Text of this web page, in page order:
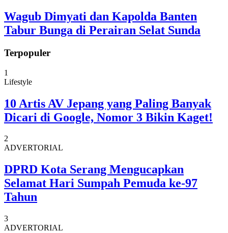
Wagub Dimyati dan Kapolda Banten
Tabur Bunga di Perairan Selat Sunda
Terpopuler
1
Lifestyle
10 Artis AV Jepang yang Paling Banyak
Dicari di Google, Nomor 3 Bikin Kaget!
2
ADVERTORIAL
DPRD Kota Serang Mengucapkan
Selamat Hari Sumpah Pemuda ke-97
Tahun
3
ADVERTORIAL